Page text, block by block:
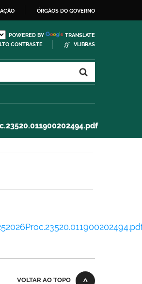
ÓRGÃOS DO GOVERNO
POWERED BY
TRANSLATE
CONTRASTE
VLIBRAS
VOLTAR AO TOPO